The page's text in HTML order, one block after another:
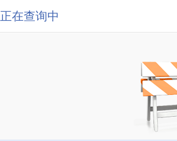
正在查询中